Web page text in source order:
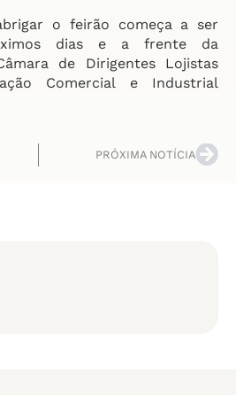
o feirão começa a ser
dias e a frente da
de Dirigentes Lojistas
Comercial e Industrial
PRÓXIMA NOTÍCIA